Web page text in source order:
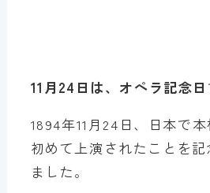
11月24日は、オペラ記念日
1894年11月24日、日本で
初めて上演されたことを
ました。